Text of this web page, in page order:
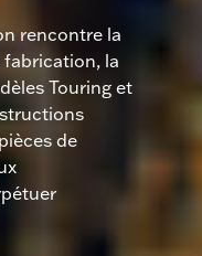
rencontre la
fabrication, la
Touring et
de